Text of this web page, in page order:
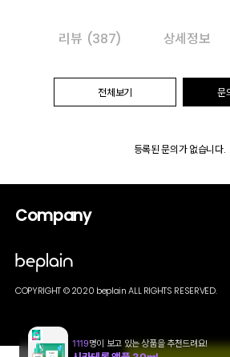
리뷰 (387) 상세정보
전체보기 문
등록된 문의가 없습니다.
Company
COPYRIGHT © 2020 beplain ALL RIGHTS RESERVED.